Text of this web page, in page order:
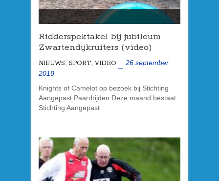
Ridderspektakel bij jubileum
Zwartendijkruiters (video)
NIEUWS SPORT VIDEO
26 september
2019
Knights of Camelot op bezoek bij Stichting
Aangepast Paardrijden Deze maand bestaat
Stichting Aangepast